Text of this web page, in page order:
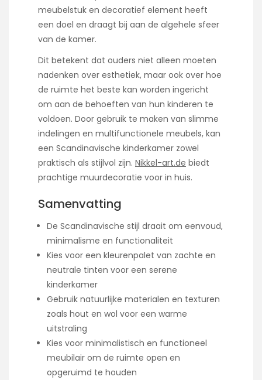
meubelstuk en decoratief element heeft
een doel en draagt bij aan de algehele sfeer
van de kamer.
Dit betekent dat ouders niet alleen moeten
nadenken over esthetiek, maar ook over hoe
de ruimte het beste kan worden ingericht
om aan de behoeften van hun kinderen te
voldoen. Door gebruik te maken van slimme
indelingen en multifunctionele meubels, kan
een Scandinavische kinderkamer zowel
praktisch als stijlvol zijn. Nikkel-art.de biedt
prachtige muurdecoratie voor in huis.
Samenvatting
De Scandinavische stijl draait om eenvoud,
minimalisme en functionaliteit
Kies voor een kleurenpalet van zachte en
neutrale tinten voor een serene
kinderkamer
Gebruik natuurlijke materialen en texturen
zoals hout en wol voor een warme
uitstraling
Kies voor minimalistisch en functioneel
meubilair om de ruimte open en
opgeruimd te houden